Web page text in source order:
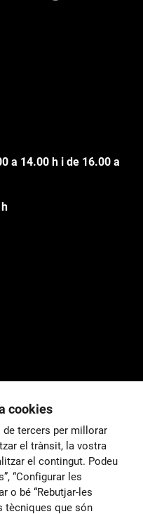
a 14.00 h i de 16.00 a
cookies
tercers per millorar
el trànsit, la vostra
el contingut. Podeu
“Configurar les
o bé “Rebutjar-les
tècniques que són